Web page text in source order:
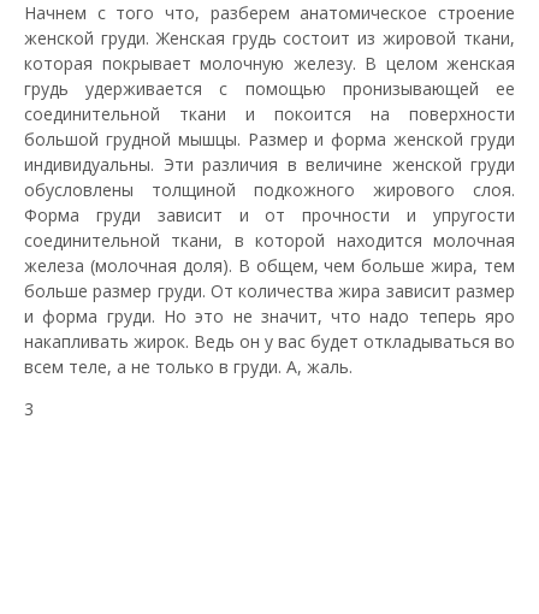
Начнем с того что, разберем анатомическое строение
женской груди. Женская грудь состоит из жировой ткани,
которая покрывает молочную железу. В целом женская
грудь удерживается с помощью пронизывающей ее
соединительной ткани и покоится на поверхности
большой грудной мышцы. Размер и форма женской груди
индивидуальны. Эти различия в величине женской груди
обусловлены толщиной подкожного жирового слоя.
Форма груди зависит и от прочности и упругости
соединительной ткани, в которой находится молочная
железа (молочная доля). В общем, чем больше жира, тем
больше размер груди. От количества жира зависит размер
и форма груди. Но это не значит, что надо теперь яро
накапливать жирок. Ведь он у вас будет откладываться во
всем теле, а не только в груди. А, жаль.
3